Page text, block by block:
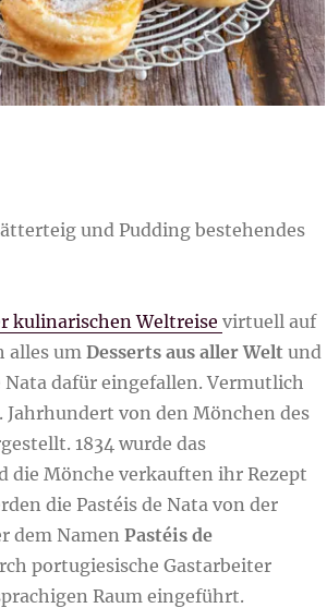
und Pudding bestehendes
kulinarischen Weltreise virtuell auf
alles um Desserts aus aller Welt und
dafür eingefallen. Vermutlich
Jahrhundert von den Mönchen des
1834 wurde das
die Mönche verkauften ihr Rezept
die Pastéis de Nata von der
dem Namen Pastéis de
portugiesische Gastarbeiter
Raum eingeführt.